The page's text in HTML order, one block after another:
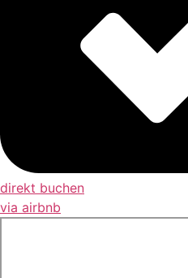
direkt buchen
via airbnb